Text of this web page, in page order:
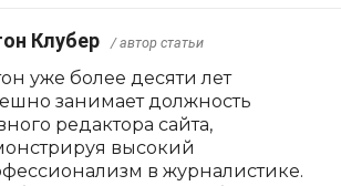
Клубер / автор статьи
уже более десяти лет
занимает должность
редактора сайта,
высокий
в журналистике.